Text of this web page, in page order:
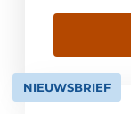
NIEUWSBRIEF